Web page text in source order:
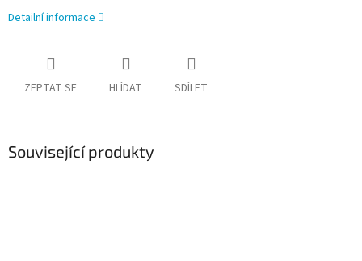
Detailní informace
ZEPTAT SE HLÍDAT SDÍLET
Související produkty